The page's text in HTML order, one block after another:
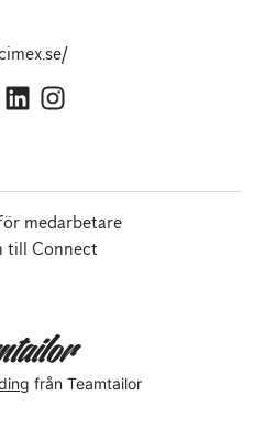
medarbetare
till Connect
från Teamtailor